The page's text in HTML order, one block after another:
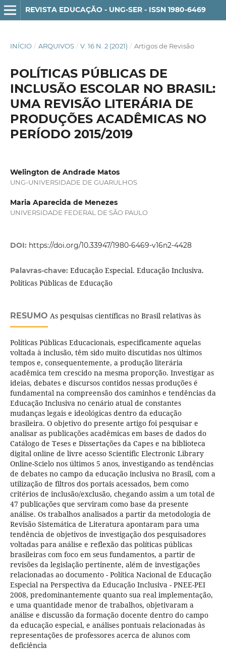
REVISTA EDUCAÇÃO - UNG-SER - ISSN 1980-6469
INÍCIO / ARQUIVOS / V. 16 N. 2 (2021) / Artigos de Revisão
POLÍTICAS PÚBLICAS DE
INCLUSÃO ESCOLAR NO BRASIL:
UMA REVISÃO LITERÁRIA DE
PRODUÇÕES ACADÊMICAS NO
PERÍODO 2015/2019
Welington de Andrade Matos
UNG-UNIVERSIDADE DE GUARULHOS
Maria Aparecida de Menezes
UNIVERSIDADE FEDERAL DE SÃO PAULO
DOI: https://doi.org/10.33947/1980-6469-v16n2-4428
Palavras-chave: Educação Especial. Educação Inclusiva.
Políticas Públicas de Educação
RESUMO As pesquisas científicas no Brasil relativas às
Políticas Públicas Educacionais, especificamente aquelas
voltada à inclusão, têm sido muito discutidas nos últimos
tempos e, consequentemente, a produção literária
acadêmica tem crescido na mesma proporção. Investigar as
ideias, debates e discursos contidos nessas produções é
fundamental na compreensão dos caminhos e tendências da
Educação Inclusiva no cenário atual de constantes
mudanças legais e ideológicas dentro da educação
brasileira. O objetivo do presente artigo foi pesquisar e
analisar as publicações acadêmicas em bases de dados do
Catálogo de Teses e Dissertações da Capes e na biblioteca
digital online de livre acesso Scientific Electronic Library
Online-Scielo nos últimos 5 anos, investigando as tendências
de debates no campo da educação inclusiva no Brasil, com a
utilização de filtros dos portais acessados, bem como
critérios de inclusão/exclusão, chegando assim a um total de
47 publicações que serviram como base da presente
análise. Os trabalhos analisados a partir da metodologia de
Revisão Sistemática de Literatura apontaram para uma
tendência de objetivos de investigação dos pesquisadores
voltadas para análise e reflexão das políticas públicas
brasileiras com foco em seus fundamentos, a partir de
revisões da legislação pertinente, além de investigações
relacionadas ao documento - Política Nacional de Educação
Especial na Perspectiva da Educação Inclusiva - PNEE-PEI
2008, predominantemente quanto sua real implementação,
e uma quantidade menor de trabalhos, objetivaram a
análise e discussão da formação docente dentro do campo
da educação especial, e análises pontuais relacionadas às
representações de professores acerca de alunos com
deficiência